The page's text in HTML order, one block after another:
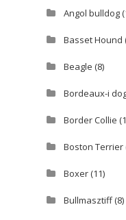
Angol bulldog
Basset Hound
Beagle (8)
Bordeaux-i
Border Collie
Boston Terrier
Boxer(11)
Bullmasztiff(8)